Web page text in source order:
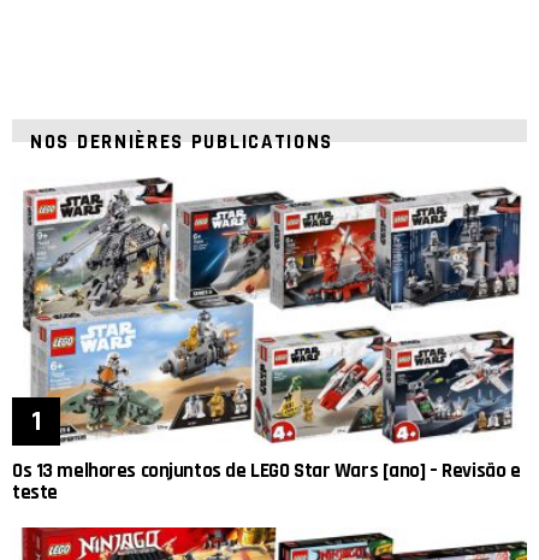
NOS DERNIÈRES PUBLICATIONS
Os 13 melhores conjuntos de LEGO Star Wars [ano] – Revisão e
teste